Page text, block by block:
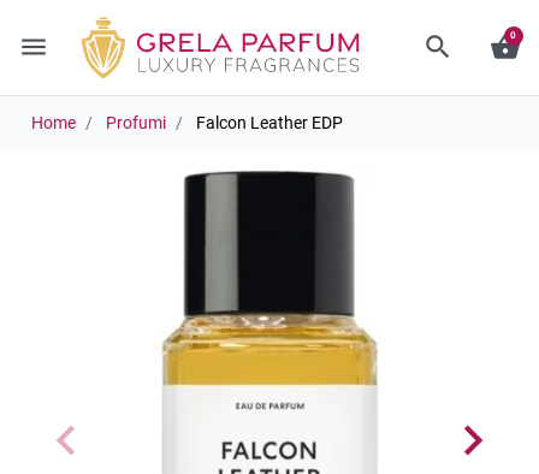
menu search shopping_basket
0
Home Profumi Falcon Leather EDP